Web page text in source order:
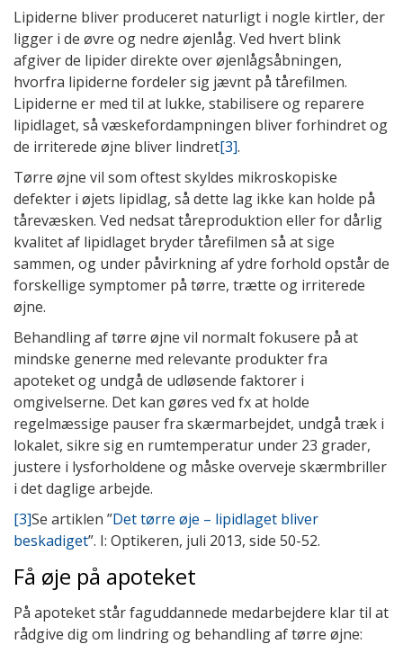
Lipiderne bliver produceret naturligt i nogle kirtler, der
ligger i de øvre og nedre øjenlåg. Ved hvert blink
afgiver de lipider direkte over øjenlågsåbningen,
hvorfra lipiderne fordeler sig jævnt på tårefilmen.
Lipiderne er med til at lukke, stabilisere og reparere
lipidlaget, så væskefordampningen bliver forhindret og
de irriterede øjne bliver lindret[3].
Tørre øjne vil som oftest skyldes mikroskopiske
defekter i øjets lipidlag, så dette lag ikke kan holde på
tårevæsken. Ved nedsat tåreproduktion eller for dårlig
kvalitet af lipidlaget bryder tårefilmen så at sige
sammen, og under påvirkning af ydre forhold opstår de
forskellige symptomer på tørre, trætte og irriterede
øjne.
Behandling af tørre øjne vil normalt fokusere på at
mindske generne med relevante produkter fra
apoteket og undgå de udløsende faktorer i
omgivelserne. Det kan gøres ved fx at holde
regelmæssige pauser fra skærmarbejdet, undgå træk i
lokalet, sikre sig en rumtemperatur under 23 grader,
justere i lysforholdene og måske overveje skærmbriller
i det daglige arbejde.
[3]Se artiklen ”Det tørre øje – lipidlaget bliver
beskadiget”. I: Optikeren, juli 2013, side 50-52.
Få øje på apoteket
På apoteket står faguddannede medarbejdere klar til at
rådgive dig om lindring og behandling af tørre øjne: